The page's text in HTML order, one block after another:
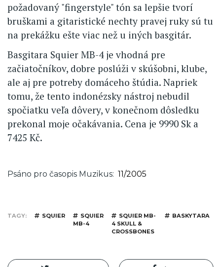
požadovaný "fingerstyle" tón sa lepšie tvorí
bruškami a gitaristické nechty pravej ruky sú tu
na prekážku ešte viac než u iných basgitár.
Basgitara Squier MB-4 je vhodná pre
začiatočníkov, dobre poslúži v skúšobni, klube,
ale aj pre potreby domáceho štúdia. Napriek
tomu, že tento indonézsky nástroj nebudil
spočiatku veľa dôvery, v konečnom dôsledku
prekonal moje očakávania. Cena je 9990 Sk a
7425 Kč.
Psáno pro časopis Muzikus 11/2005
TAGY SQUIER
SQUIER
MB-4
SQUIER MB-
4 SKULL &
CROSSBONES
BASKYTARA